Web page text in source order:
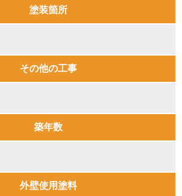
塗装箇所
その他の工事
築年数
外壁使用塗料